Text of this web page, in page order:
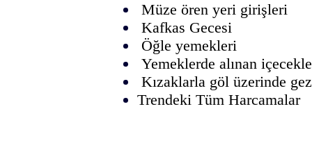
Müze ören yeri girişleri
Kafkas Gecesi
Öğle yemekleri
Yemeklerde alınan
Kızaklarla göl üzerinde
Trendeki Tüm Harcamalar